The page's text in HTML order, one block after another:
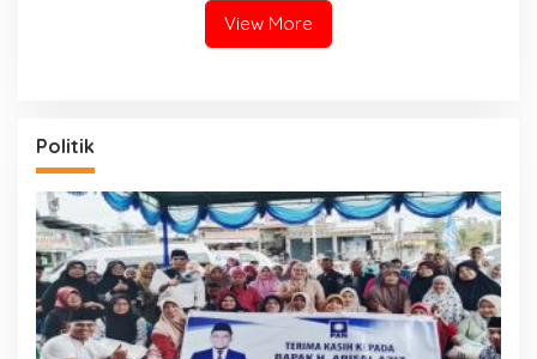
View More
Politik